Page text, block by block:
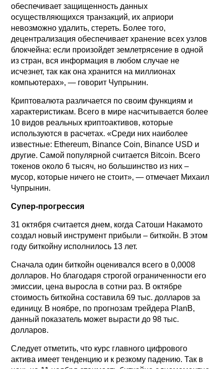
обеспечивает защищенность данных
осуществляющихся транзакций, их априори
невозможно удалить, стереть. Более того,
децентрализация обеспечивает хранение всех узлов
блокчейна: если произойдет землетрясение в одной
из стран, вся информация в любом случае не
исчезнет, так как она хранится на миллионах
компьютерах», — говорит Чупрынин.
Криптовалюта различается по своим функциям и
характеристикам. Всего в мире насчитывается более
10 видов реальных криптоактивов, которые
используются в расчетах. «Среди них наиболее
известные: Ethereum, Binance Coin, Binance USD и
другие. Самой популярной считается Bitcoin. Всего
токенов около 6 тысяч, но большинство из них –
мусор, которые ничего не стоит», — отмечает Михаил
Чупрынин.
Супер-прогрессия
31 октября считается днем, когда Сатоши Накамото
создал новый инструмент прибыли – биткойн. В этом
году биткойну исполнилось 13 лет.
Сначала один биткойн оценивался всего в 0,0008
долларов. Но благодаря строгой ограниченности его
эмиссии, цена выросла в сотни раз. В октябре
стоимость биткойна составила 69 тыс. долларов за
единицу. В ноябре, по прогнозам трейдера PlanB,
данный показатель может вырасти до 98 тыс.
долларов.
Следует отметить, что курс главного цифрового
актива имеет тенденцию и к резкому падению. Так в